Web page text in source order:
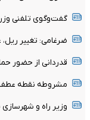
گفت‌وگوی تلفنی
ضرغامی: تغییر
قدردانی از حضور
مشروطه نقطه عطف
وزیر راه و